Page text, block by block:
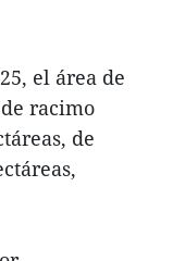
el área de
racimo
de